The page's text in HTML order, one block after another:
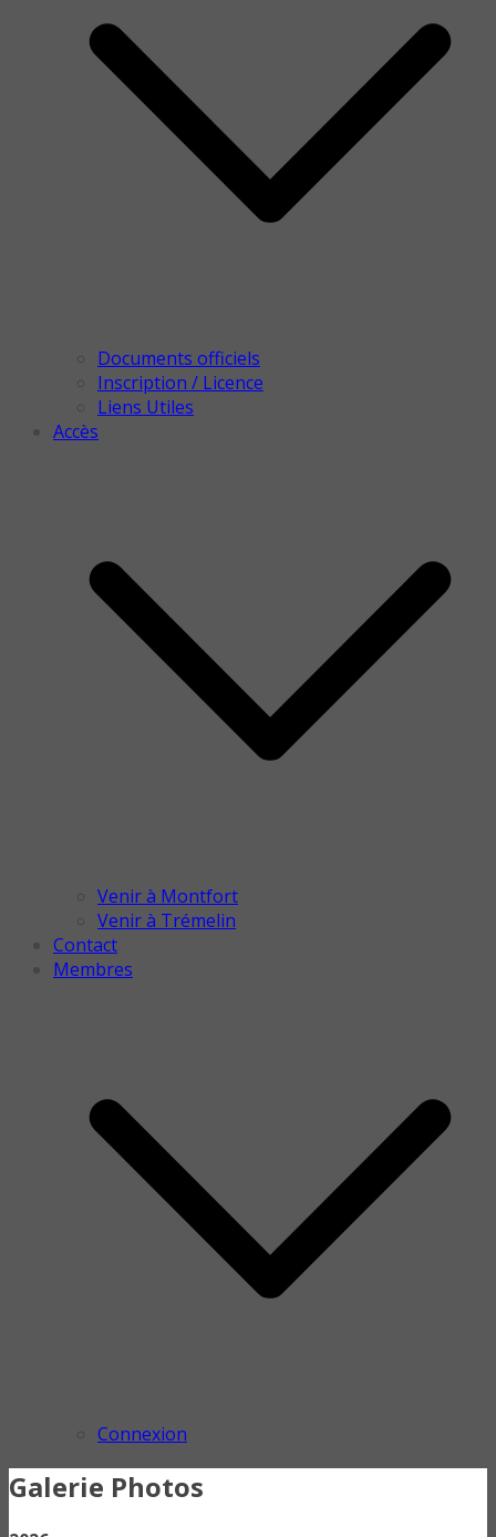
Documents officiels
Inscription / Licence
Liens Utiles
Accès
Venir à Montfort
Venir à Trémelin
Contact
Membres
Connexion
Galerie Photos